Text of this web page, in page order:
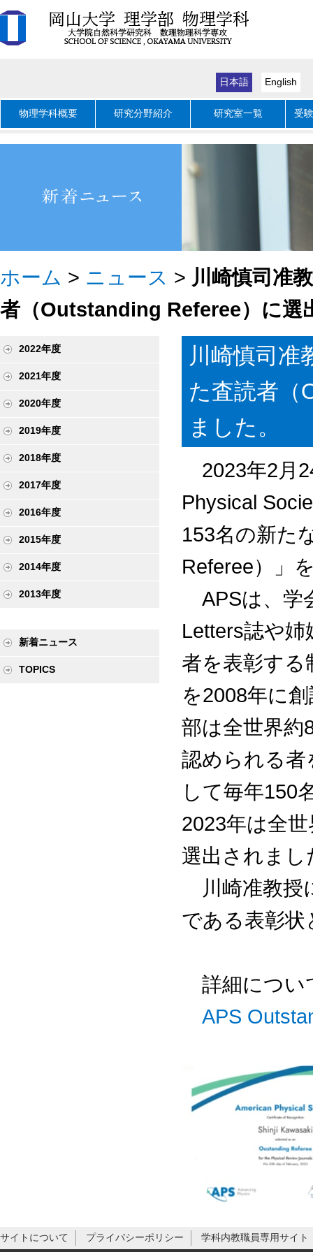
日本語 English
物理学科概要 研究分野紹介 研究室一覧 受
ホーム > ニュース > 川崎慎司准
者（Outstanding Referee）に選
2022年度
2021年度
2020年度
2019年度
2018年度
2017年度
2016年度
2015年度
2014年度
2013年度
新着ニュース
TOPICS
川崎慎司准
た査読者（
ました。
2023年2月
Physical
153名の新た
Referee）」
APSは、学
Letters誌や
者を表彰する
を2008年に
部は全世界約
認められる者
して毎年150
2023年は全
選出されまし
川崎准教授
である表彰
詳細につい
APS
サイトについて プライバシーポリシー 学科内教職員専用サイト